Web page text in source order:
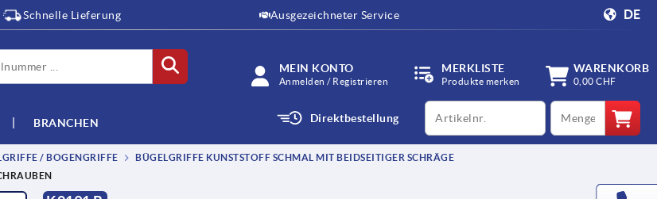
Schnelle Lieferung Ausgezeichneter Service DE
MEIN KONTO
Anmelden / Registrieren
MERKLISTE
Produkte merken
WARENKORB
0,00 CHF
BRANCHEN Direktbestellung
productCode qty
/ BOGENGRIFFE
BÜGELGRIFFE KUNSTSTOFF SCHMAL MIT BEIDSEITIGER SCHRÄGE